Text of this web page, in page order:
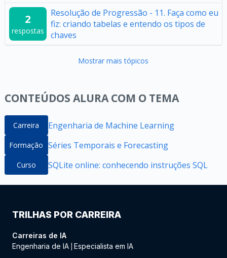
2
respostas
Resolução de Progressão - 11. Faça como eu
fiz: criando tabelas e entendo os tipos de
chaves
Mostrar mais tópicos
CONTEÚDOS ALURA COM O TEMA
Carreira Engenharia de Machine Learning
Formação Séries Temporais e Forecasting
Curso SQLite online: conhecendo instruções SQL
TRILHAS POR CARREIRA
Carreiras de IA
Engenharia de IA Especialista em IA